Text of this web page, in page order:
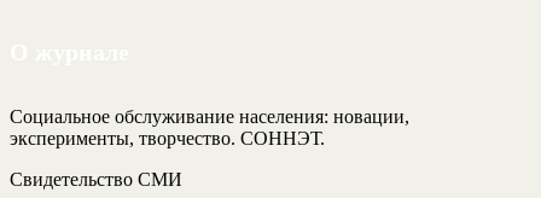
Социальное обслуживание населения: новации,
эксперименты, творчество. СОННЭТ.
Свидетельство СМИ